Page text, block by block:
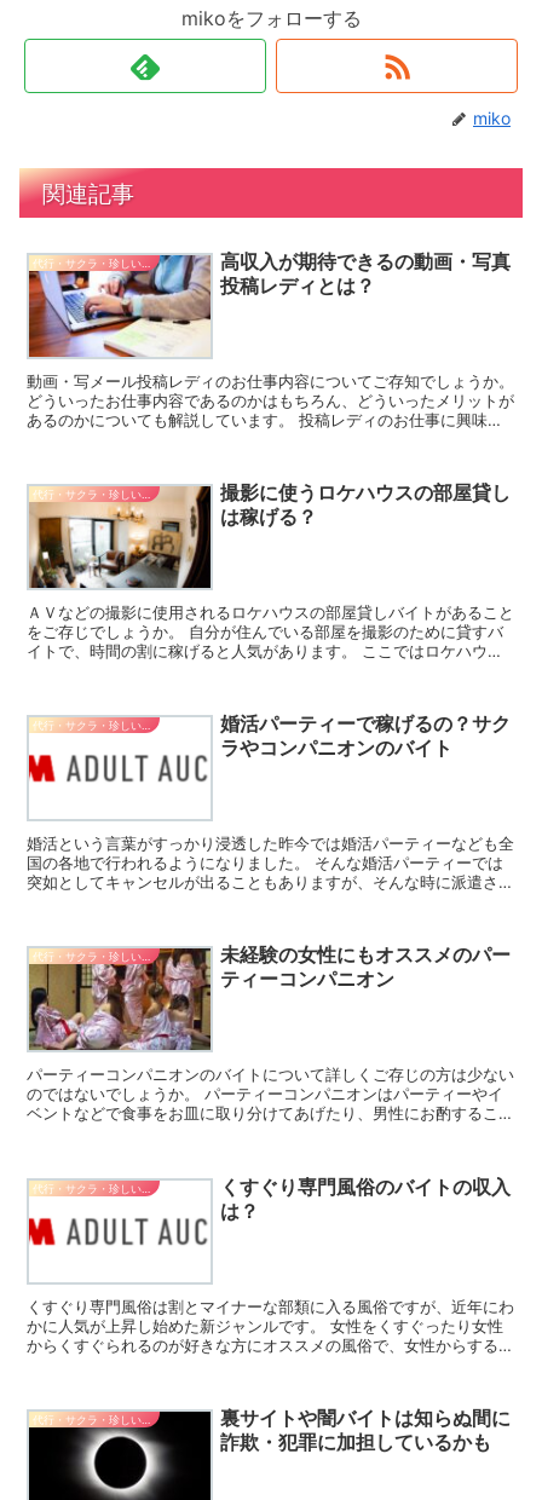
mikoをフォローする
miko
関連記事
高収入が期待できるの動画・写真
投稿レディとは？
動画・写メール投稿レディのお仕事内容についてご存知でしょうか。
どういったお仕事内容であるのかはもちろん、どういったメリットが
あるのかについても解説しています。 投稿レディのお仕事に興味が
撮影に使うロケハウスの部屋貸し
は稼げる？
ＡＶなどの撮影に使用されるロケハウスの部屋貸しバイトがあること
をご存じでしょうか。 自分が住んでいる部屋を撮影のために貸すバ
イトで、時間の割に稼げると人気があります。 ここではロケハウス
代行・サクラ・珍しいバイト
婚活パーティーで稼げるの？サク
ラやコンパニオンのバイト
婚活という言葉がすっかり浸透した昨今では婚活パーティーなども全
国の各地で行われるようになりました。 そんな婚活パーティーでは
突如としてキャンセルが出ることもありますが、そんな時に派遣され
代行・サクラ・珍しいバイト
未経験の女性にもオススメのパー
ティーコンパニオン
パーティーコンパニオンのバイトについて詳しくご存じの方は少ない
のではないでしょうか。 パーティーコンパニオンはパーティーやイ
ベントなどで食事をお皿に取り分けてあげたり、男性にお酌すること
くすぐり専門風俗のバイトの収入
は？
くすぐり専門風俗は割とマイナーな部類に入る風俗ですが、近年にわ
かに人気が上昇し始めた新ジャンルです。 女性をくすぐったり女性
からくすぐられるのが好きな方にオススメの風俗で、女性からすると
裏サイトや闇バイトは知らぬ間に
詐欺・犯罪に加担しているかも